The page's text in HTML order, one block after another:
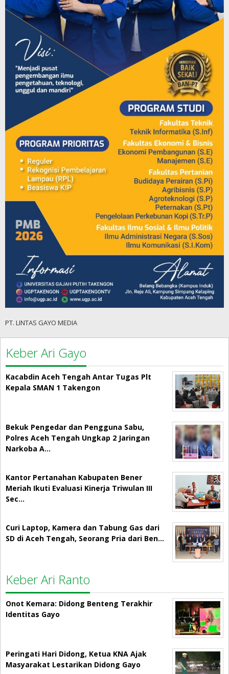
PT. LINTAS GAYO MEDIA
Keber Ari Gayo
Kacabdin Aceh Tengah Antar Tugas Plt
Kepala SMAN 1 Takengon
Bekuk Pengedar dan Pengguna Sabu,
Polres Aceh Tengah Ungkap 2 Jaringan
Narkoba A…
Kantor Pertanahan Kabupaten Bener
Meriah Ikuti Evaluasi Kinerja Triwulan III
Sec…
Curi Laptop, Kamera dan Tabung Gas dari
SD di Aceh Tengah, Seorang Pria dari Ben…
Keber Ari Ranto
Onot Kemara: Didong Benteng Terakhir
Identitas Gayo
Peringati Hari Didong, Ketua KNA Ajak
Masyarakat Lestarikan Didong Gayo